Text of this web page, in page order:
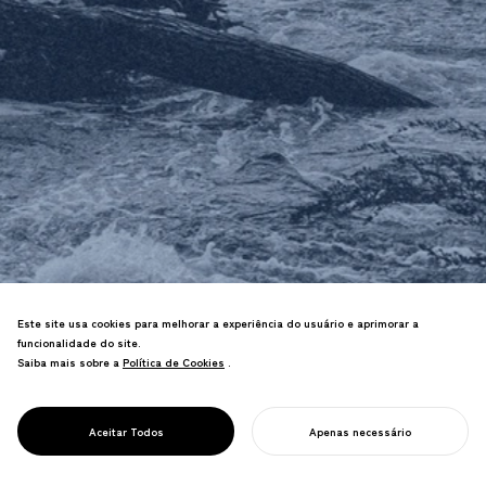
DESIGN PARA
RESILIÊNCIA
Criamos designs para adaptação à
produtos de emergência e espaços
urbanos adaptados a desastres.
Este site usa cookies para melhorar a experiência do usuário e aprimorar a
funcionalidade do site.
Saiba mais sobre a Política de Cookies
Política de Cookies .
Aceitar Todos Apenas necessário